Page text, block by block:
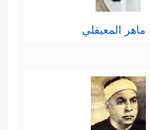
ماهر المعيقلي